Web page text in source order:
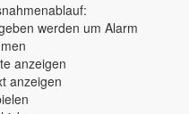
werden um Alarm
anzeigen
anzeigen